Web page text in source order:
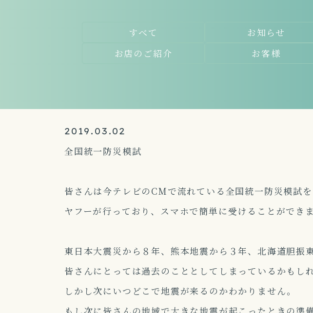
すべて お知らせ
お店のご紹介
お客様
2019.03.02
全国統一防災模試
皆さんは今テレビのCMで流れている全国統一防災模試
ヤフーが行っており、スマホで簡単に受けることができま
東日本大震災から８年、熊本地震から３年、北海道胆振
皆さんにとっては過去のこととしてしまっているかもし
しかし次にいつどこで地震が来るのかわかりません。